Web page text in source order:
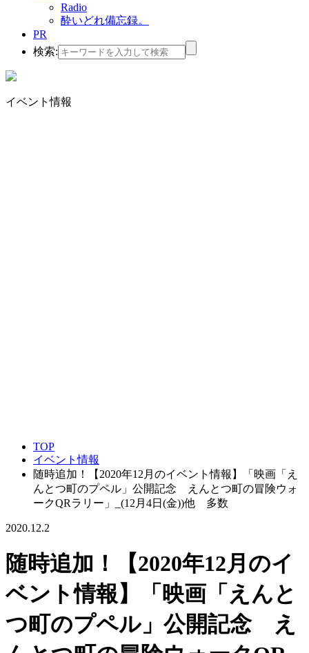
Radio
酔いどれ備忘録。
PR
検索:
イベント情報
TOP
イベント情報
随時追加！【2020年12月のイベント情報】「映画「え
んとつ町のプペル」公開記念 えんとつ町の冒険ウォ
ークQRラリー」_(12月4日(金))他 多数
2020.12.2
随時追加！【2020年12月のイ
ベント情報】「映画「えんと
つ町のプペル」公開記念 え